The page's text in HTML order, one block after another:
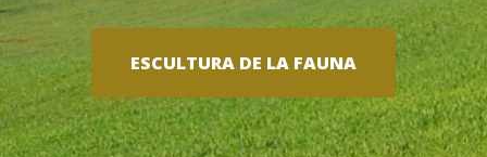
ESCULTURA DE LA FAUNA